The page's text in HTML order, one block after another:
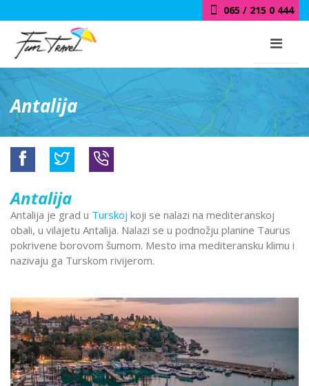
018 / 415 0 444
Antalija
Antalija
Antalija je grad u Turskoj koji se nalazi na mediteranskoj
obali, u vilajetu Antalija. Nalazi se u podnožju planine Taurus
pokrivene borovom šumom. Mesto ima mediteransku klimu i
nazivaju ga Turskom rivijerom.